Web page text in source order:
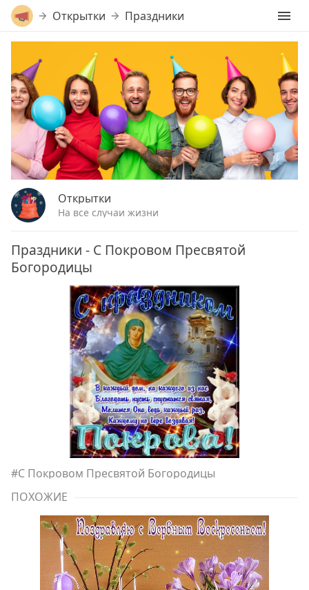
Открытки Праздники
Открытки
На все случаи жизни
Праздники - С Покровом Пресвятой
Богородицы
#С Покровом Пресвятой Богородицы
ПОХОЖИЕ